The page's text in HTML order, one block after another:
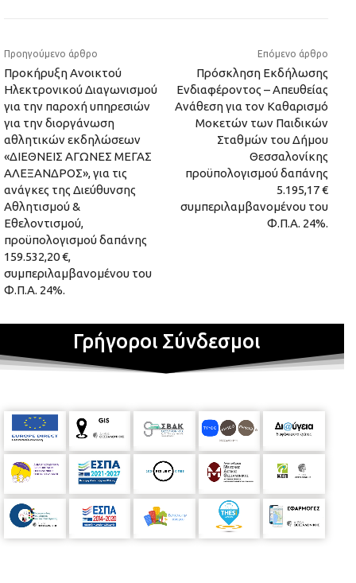
Προηγούμενο άρθρο
Προκήρυξη Ανοικτού
Ηλεκτρονικού Διαγωνισμού
για την παροχή υπηρεσιών
για την διοργάνωση
αθλητικών εκδηλώσεων
«ΔΙΕΘΝΕΙΣ ΑΓΩΝΕΣ ΜΕΓΑΣ
ΑΛΕΞΑΝΔΡΟΣ», για τις
ανάγκες της Διεύθυνσης
Αθλητισμού &
Εθελοντισμού,
προϋπολογισμού δαπάνης
159.532,20 €,
συμπεριλαμβανομένου του
Φ.Π.Α. 24%.
Επόμενο άρθρο
Πρόσκληση Εκδήλωσης
Ενδιαφέροντος – Απευθείας
Ανάθεση για τον Καθαρισμό
Μοκετών των Παιδικών
Σταθμών του Δήμου
Θεσσαλονίκης
προϋπολογισμού δαπάνης
5.195,17 €
συμπεριλαμβανομένου του
Φ.Π.Α. 24%.
Γρήγοροι Σύνδεσμοι